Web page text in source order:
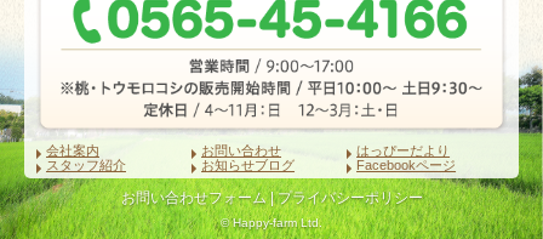
会社案内 お問い合わせ
はっぴーだより
スタッフ紹介
お知らせブログ Facebookページ
お問い合わせフォーム|プライバシーポリシー
© Happy-farm Ltd.